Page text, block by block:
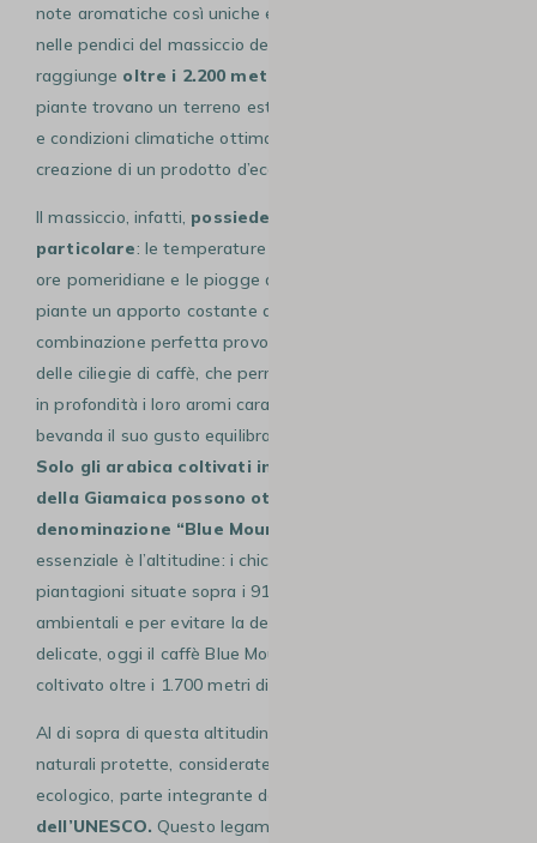
note aromatiche così uniche e raffinate. I caffè crescono
nelle pendici del massiccio delle Montagne Blu, che
raggiunge oltre i 2.200 metri di altitudine
piante trovano un terreno estremamente ricco di minerali
e condizioni climatiche ottimali che contribuiscono alla
creazione di un prodotto d’eccellenza.
Il massiccio, infatti, possiede un microclima
particolare: le temperature sono più fresche durante le
ore pomeridiane e le piogge abbondanti assicurano alle
piante un apporto costante di umidità. Questa
combinazione perfetta provoca una maturazione lenta
delle ciliegie di caffè, che permette ai chicchi di sviluppare
in profondità i loro aromi caratteristici, donando alla
bevanda il suo gusto equilibrato e raffinato.
Solo gli arabica coltivati in precise aree montuose
della Giamaica possono ottenere la prestigiosa
denominazione “Blue Mountain”.
essenziale è l’altitudine: i chicchi devono provenire da
piantagioni situate sopra i 910 metri. Tuttavia, per ragioni
ambientali e per evitare la deforestazione delle zone più
delicate, oggi il caffè Blue Mountain non viene più
coltivato oltre i 1.700 metri di quota.
Al di sopra di questa altitudine, infatti, si estendono aree
naturali protette, considerate un vero e proprio tesoro
ecologico, parte integrante del
dell’UNESCO. Questo legame con la natura